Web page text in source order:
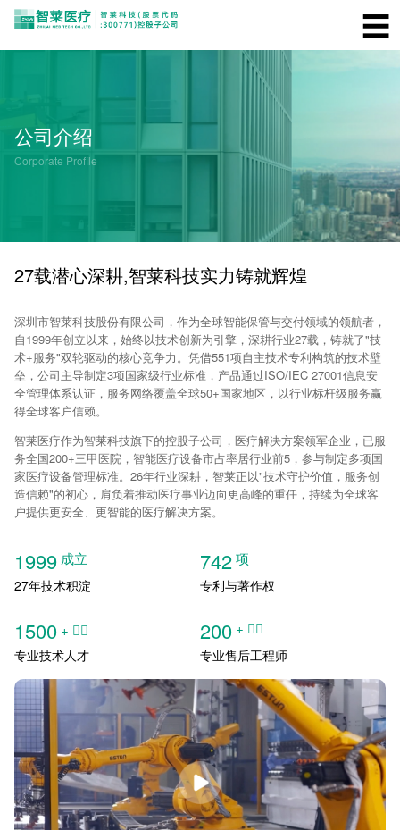
公司介绍
Corporate Profile
27载潜心深耕,智莱科技实力铸就辉煌
深圳市智莱科技股份有限公司，作为全球智能保管与交付领域的领航者，
自1999年创立以来，始终以技术创新为引擎，深耕行业27载，铸就了"技
术+服务"双轮驱动的核心竞争力。凭借551项自主技术专利构筑的技术壁
垒，公司主导制定3项国家级行业标准，产品通过ISO/IEC 27001信息安
全管理体系认证，服务网络覆盖全球50+国家地区，以行业标杆级服务赢
得全球客户信赖。
智莱医疗作为智莱科技旗下的控股子公司，医疗解决方案领军企业，已服
务全国200+三甲医院，智能医疗设备市占率居行业前5，参与制定多项国
家医疗设备管理标准。26年行业深耕，智莱正以"技术守护价值，服务创
造信赖"的初心，肩负着推动医疗事业迈向更高峰的重任，持续为全球客
户提供更安全、更智能的医疗解决方案。
1999 成立
27年技术积淀
742项
专利与著作权
1500
专业技术人才
200
专业售后工程师
☰